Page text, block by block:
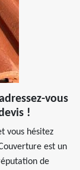
vous
!
vous hésitez
est un
de